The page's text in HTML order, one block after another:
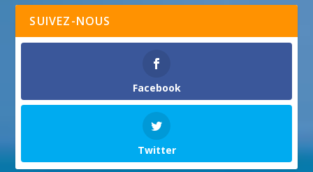
SUIVEZ-NOUS
Facebook
Twitter